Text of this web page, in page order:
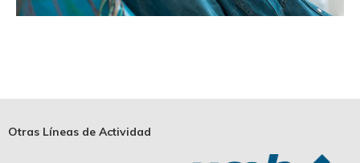
Otras Líneas de Actividad